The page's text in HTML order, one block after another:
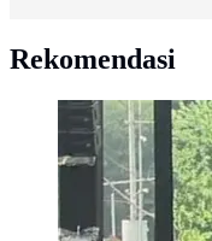
Rekomendasi